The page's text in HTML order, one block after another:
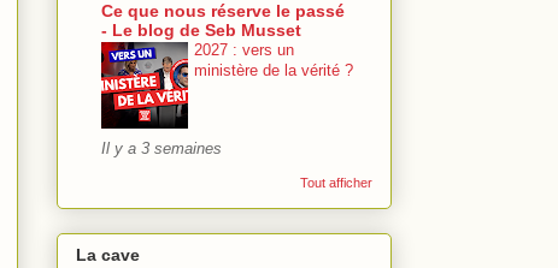
Ce que nous réserve le passé
- Le blog de Seb Musset
2027 : vers un
ministère de la vérité ?
Il y a 3 semaines
Tout afficher
La cave